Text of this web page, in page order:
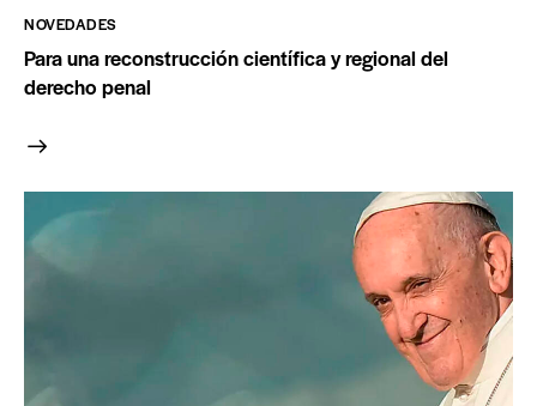
NOVEDADES
Para una reconstrucción científica y regional del
derecho penal